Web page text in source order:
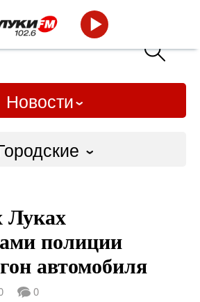
Новости
Дело
Народные
ВТРК
Луках
полиции
автомобиля
0